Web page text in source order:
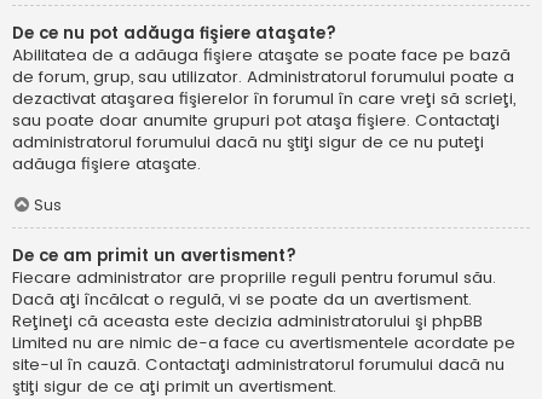
De ce nu pot adăuga fişiere ataşate?
Abilitatea de a adăuga fişiere ataşate se poate face pe bază
de forum, grup, sau utilizator. Administratorul forumului poate a
dezactivat ataşarea fişierelor în forumul în care vreţi să scrieţi,
sau poate doar anumite grupuri pot ataşa fişiere. Contactaţi
administratorul forumului dacă nu ştiţi sigur de ce nu puteţi
adăuga fişiere ataşate.
Sus
De ce am primit un avertisment?
Fiecare administrator are propriile reguli pentru forumul său.
Dacă aţi încălcat o regulă, vi se poate da un avertisment.
Reţineţi că aceasta este decizia administratorului şi phpBB
Limited nu are nimic de-a face cu avertismentele acordate pe
site-ul în cauză. Contactaţi administratorul forumului dacă nu
ştiţi sigur de ce aţi primit un avertisment.